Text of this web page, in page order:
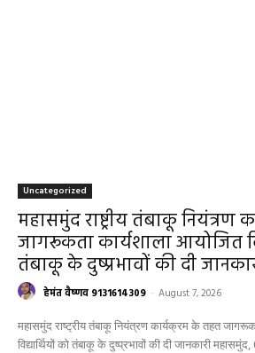
Uncategorized
महासमुंद राष्ट्रीय तंबाकू नियंत्रण
जागरूकता कार्यशाला आयोजित
तंबाकू के दुष्प्रभावों की दी
हेमंत वैष्णव 9131614309 - August 7, 2026
महासमुंद राष्ट्रीय तंबाकू नियंत्रण कार्यक्रम के तहत
विद्यार्थियों को तंबाकू के दुष्प्रभावों की दी जानकारी